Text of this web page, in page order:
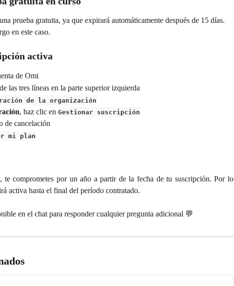
prueba gratuita, ya que expirará automáticamente después de 15 días.
en este caso.
activa
de Omi
las tres líneas en la parte superior izquierda
de la organización
, haz clic en Gestionar suscripción
de cancelación
mi plan
te comprometes por un año a partir de la fecha de tu suscripción. Por lo
activa hasta el final del período contratado.
en el chat para responder cualquier pregunta adicional 💬